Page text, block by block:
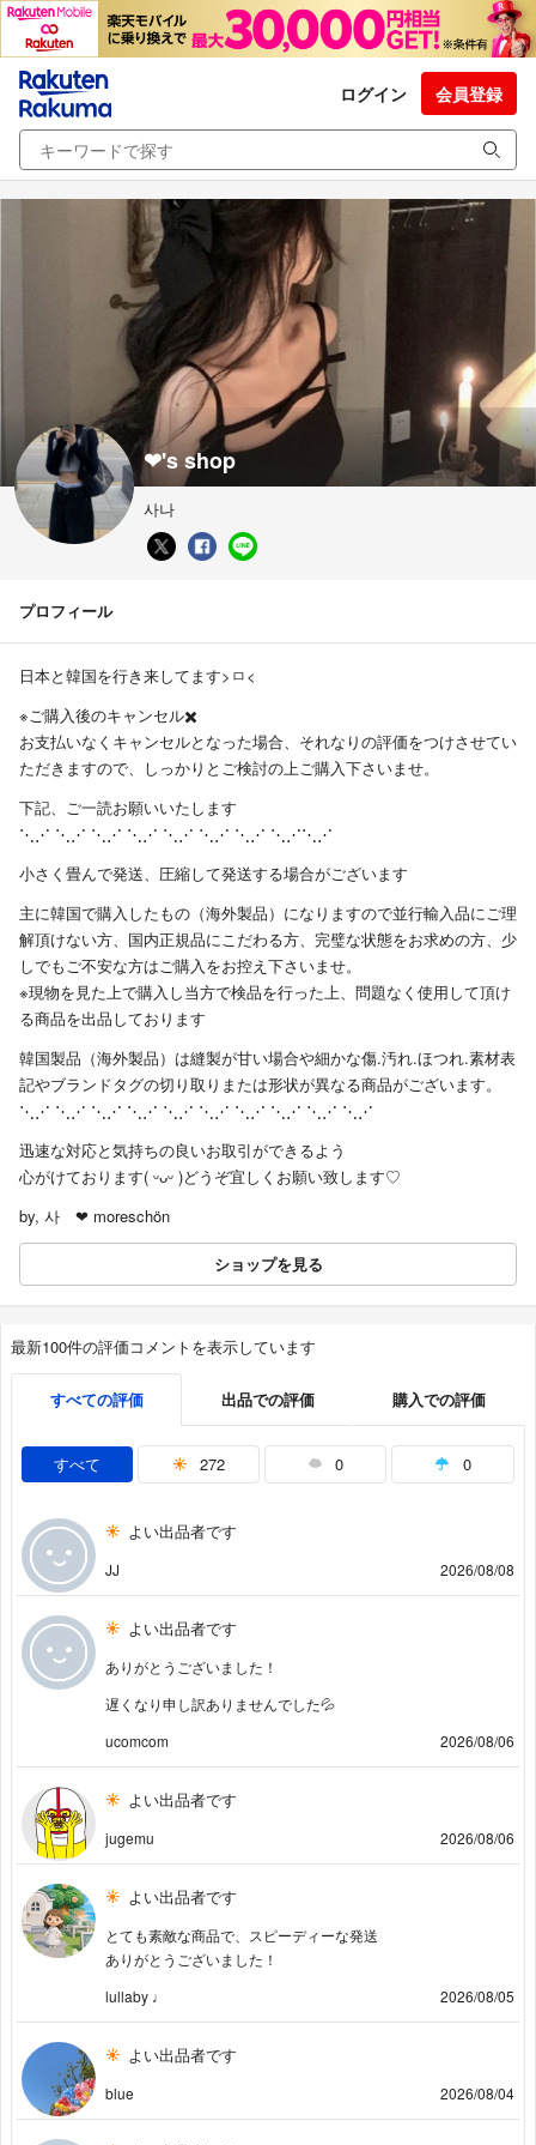
ログイン 会員登録
❤︎'s shop
사나
プロフィール
日本と韓国を行き来してます>ㅁ<
※ご購入後のキャンセル✖️
お支払いなくキャンセルとなった場合、それなりの評価をつけさせてい
ただきますので、しっかりとご検討の上ご購入下さいませ。
‍下記、ご一読お願いいたします
⋱⋰ ⋱⋰ ⋱⋰ ⋱⋰ ⋱⋰ ⋱⋰ ⋱⋰ ⋱⋰⋱⋰
小さく畳んで発送、圧縮して発送する場合がございます
主に韓国で購入したもの（海外製品）になりますので並行輸入品にご理
解頂けない方、国内正規品にこだわる方、完璧な状態をお求めの方、少
しでもご不安な方はご購入をお控え下さいませ。
※現物を見た上で購入し当方で検品を行った上、問題なく使用して頂け
る商品を出品しております
韓国製品（海外製品）は縫製が甘い場合や細かな傷.汚れ.ほつれ.素材表
記やブランドタグの切り取りまたは形状が異なる商品がございます。
⋱⋰ ⋱⋰ ⋱⋰ ⋱⋰ ⋱⋰ ⋱⋰ ⋱⋰ ⋱⋰ ⋱⋰ ⋱⋰
迅速な対応と気持ちの良いお取引ができるよう
心がけております( ᵕᴗᵕ )どうぞ宜しくお願い致します♡
by, 사 ❤︎ moreschön
ショップを見る
最新100件の評価コメントを表示しています
すべての評価 出品での評価 購入での評価
すべて 272 0 0
よい出品者です
JJ 2026/08/08
よい出品者です
ありがとうございました！
遅くなり申し訳ありませんでした💦
ucomcom
2026/08/06
よい出品者です
jugemu 2026/08/06
よい出品者です
とても素敵な商品で、スピーディーな発送
ありがとうございました！
lullaby ♩
2026/08/05
よい出品者です
blue 2026/08/04